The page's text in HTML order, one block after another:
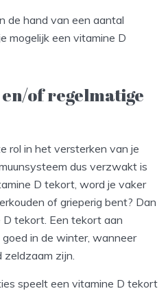
de hand van een aantal
mogelijk een vitamine D
of regelmatige
rol in het versterken van je
dus verzwakt is
D tekort, word je vaker
of grieperig bent? Dan
D tekort. Een tekort aan
in de winter, wanneer
zijn.
speelt een vitamine D tekort